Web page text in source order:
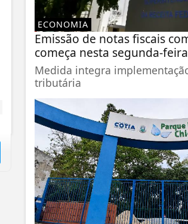
ECONOMIA
Emissão de notas fiscais
começa nesta segunda-feira
Medida integra
tributária